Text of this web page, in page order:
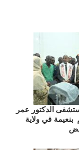
الدكتور عمر
بنعيمة في ولاية